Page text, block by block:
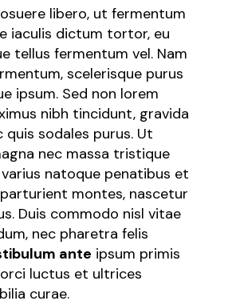
libero, ut fermentum
iaculis dictum tortor, eu
tellus fermentum vel. Nam
scelerisque purus
ipsum. Sed non lorem
nibh tincidunt, gravida
quis sodales purus. Ut
nec massa tristique
natoque penatibus et
montes, nascetur
Duis commodo nisl vitae
nec pharetra felis
ante ipsum primis
luctus et ultrices
curae.